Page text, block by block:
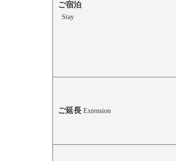
ご宿泊
Stay
ご延長 Extension